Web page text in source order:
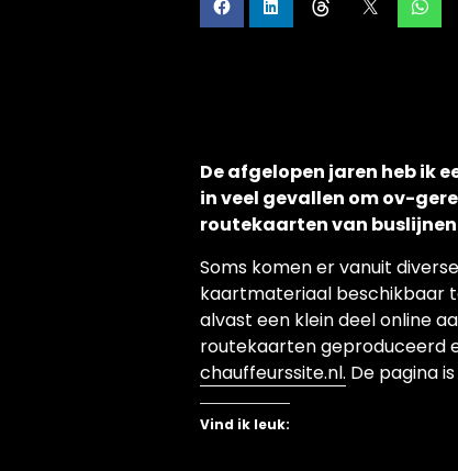
De afgelopen jaren heb ik
in veel gevallen om ov-
routekaarten van
Soms komen er vanuit
kaartmateriaal beschikbaar
alvast een klein deel online
routekaarten geproduceerd
chauffeurssite.nl. De pagina
Vind ik leuk: